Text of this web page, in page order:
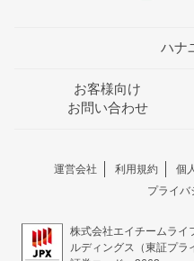
ハナ
お客様向け
お問い合わせ
運営会社 利用規約
個
プライバ
株式会社エイチームライ
ルディングス（東証プラ